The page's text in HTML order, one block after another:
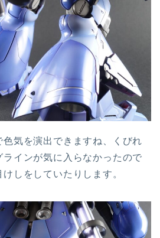
気を演出できますね、くびれ
インが気に入らなかったので
しをしていたりします。